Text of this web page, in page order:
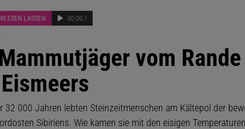
LASSEN 00:00 /
vom Rande
32 000 Jahren lebten Steinzeitmenschen am Kältepol der
Sibiriens. Wie kamen sie mit den eisigen Temperaturen